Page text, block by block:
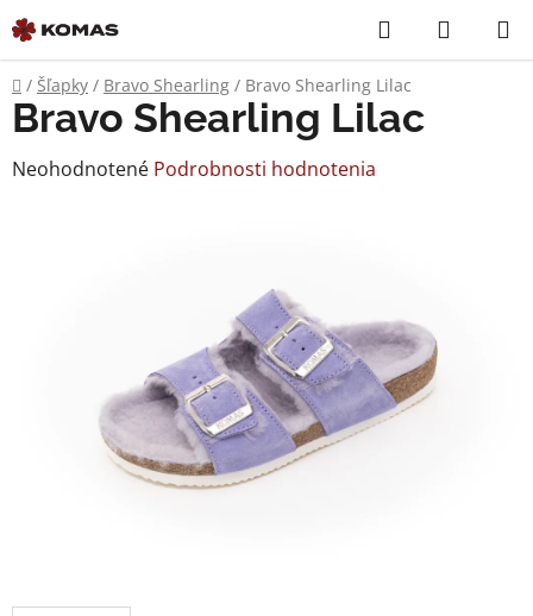
Prejsť
na
obsah
Hľadať
KOŠÍK
Domov
/ Šľapky / Bravo Shearling / Bravo Shearling Lilac
Bravo Shearling Lilac
Priemerné
hviezdičiek.
Neohodnotené Podrobnosti hodnotenia